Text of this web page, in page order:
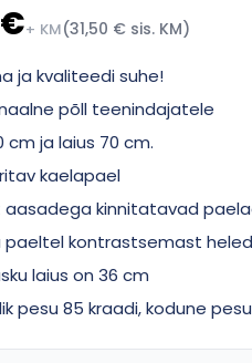
+ KM(31,50 € sis. KM)
ja kvaliteedi suhe!
põll teenindajatele
cm ja laius 70 cm.
kaelapael
aasadega kinnitatavad
paeltel kontrastsemast
laius on 36 cm
pesu 85 kraadi, kodune